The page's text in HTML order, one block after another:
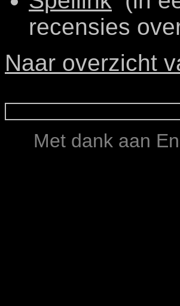
recensies
Naar overzicht
Met dank aan